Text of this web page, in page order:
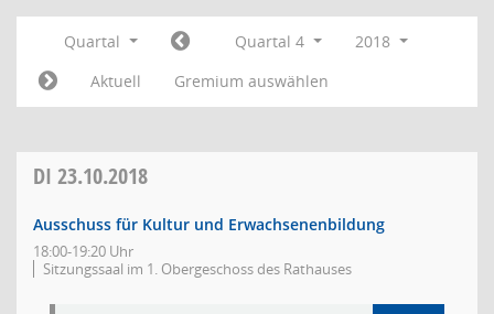
Quartal Quartal 4
2018
Aktuell
Gremium auswählen
DI 23.10.2018
Ausschuss für Kultur und Erwachsenenbildung
18:00-19:20 Uhr
Sitzungssaal im 1. Obergeschoss des Rathauses